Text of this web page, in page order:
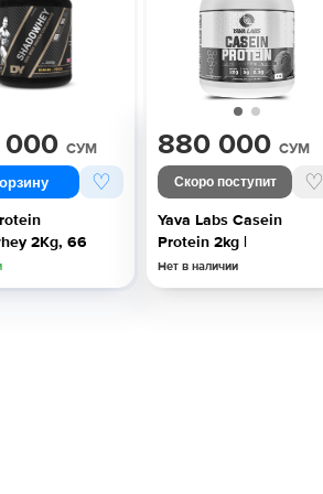
СУМ
♡
2Kg, 66
880 000 СУМ
Скоро поступит ♡
Yava Labs Casein
Protein 2kg |
Нет в наличии